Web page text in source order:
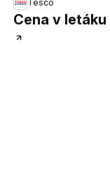
Tesco
Cena v letáku